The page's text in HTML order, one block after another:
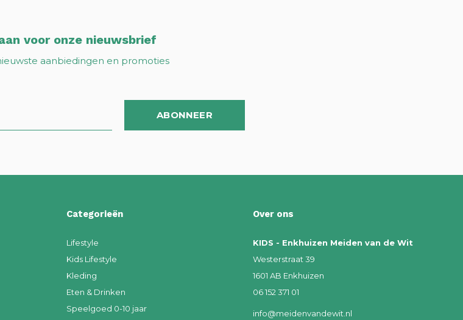
voor onze nieuwsbrief
aanbiedingen en promoties
ABONNEER
Categorieën
Lifestyle
Kids Lifestyle
Kleding
Eten & Drinken
Speelgoed 0-10 jaar
Over ons
KIDS - Enkhuizen Meiden van de Wit
Westerstraat 39
1601 AB Enkhuizen
06 152 371 01
info@meidenvandewit.nl